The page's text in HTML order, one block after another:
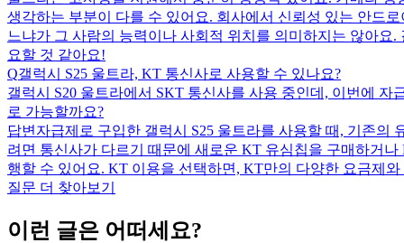
생각하는 부분이 다를 수 있어요. 회사에서 신뢰성 있는 안드
느냐가 그 사람의 능력이나 사회적 위치를 의미하지는 않아
요할 것 같아요!
Q갤럭시 S25 울트라, KT 통신사로 사용할 수 있나요?
갤럭시 S20 울트라에서 SKT 통신사를 사용 중인데, 이번에
로 가능할까요?
답변 자급제로 구입한 갤럭시 S25 울트라를 사용할 때, 기존
려면 통신사가 다르기 때문에 새로운 KT 유심칩을 구매하거
행할 수 있어요. KT 이용을 선택하면, KT만의 다양한 요금제
질문 더 찾아보기
이런 글은 어떠세요?